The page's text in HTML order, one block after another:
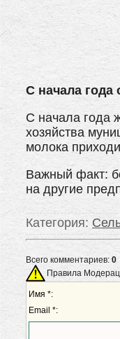
С начала года
С начала года
хозяйства
молока
Важный факт:
на другие
Категория:
Всего комментариев:0
Правила
Имя *:
Email *: